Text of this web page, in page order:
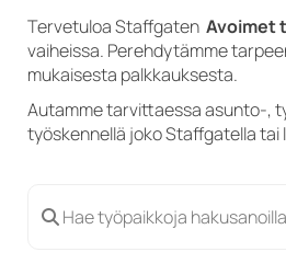
Tervetuloa Staffgaten Avoimet
vaiheissa. Perehdytämme
mukaisesta palkkauksesta.
Autamme tarvittaessa asunto-,
työskennellä joko Staffgatella